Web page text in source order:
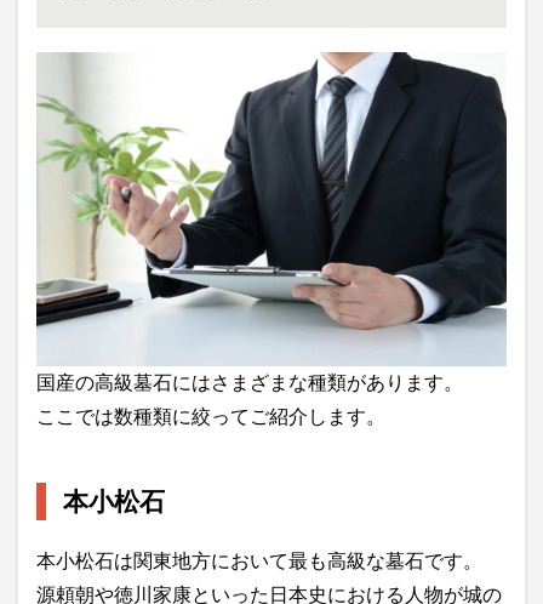
国産の高級墓石にはさまざまな種類があります。
ここでは数種類に絞ってご紹介します。
本小松石
本小松石は関東地方において最も高級な墓石です。
源頼朝や徳川家康といった日本史における人物が城の